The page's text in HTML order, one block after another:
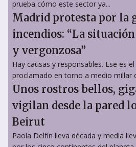
prueba cómo este sector ya...
Madrid protesta por la
incendios: “La
y vergonzosa”
Hay causas y responsables. Ese es
proclamado en torno a medio millar
Unos rostros bellos,
vigilan desde la pared
Beirut
Paola Delfín lleva década y media